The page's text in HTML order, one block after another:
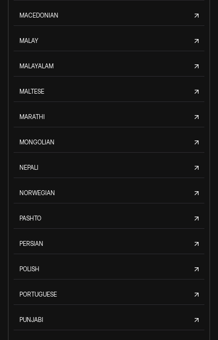
MACEDONIAN
MALAY
MALAYALAM
MALTESE
MARATHI
MONGOLIAN
NEPALI
NORWEGIAN
PASHTO
PERSIAN
POLISH
PORTUGUESE
PUNJABI